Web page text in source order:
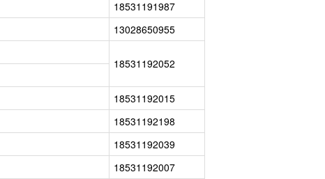
18531191987
13028650955
18531192052
18531192015
18531192198
18531192039
18531192007